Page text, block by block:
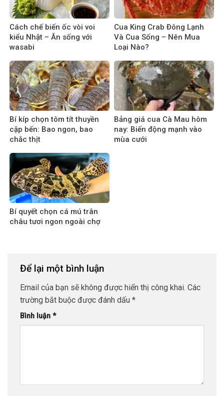
Cách chế biến ốc vòi voi
kiểu Nhật – Ăn sống với
wasabi
Cua King Crab Đông Lạnh
Và Cua Sống – Nên Mua
Loại Nào?
Bí kíp chọn tôm tít thuyền
cập bến: Bao ngon, bao
chắc thịt
Bảng giá cua Cà Mau hôm
nay: Biến động mạnh vào
mùa cưới
Bí quyết chọn cá mú trân
châu tươi ngon ngoài chợ
Để lại một bình luận
Email của bạn sẽ không được hiển thị công khai. Các
trường bắt buộc được đánh dấu *
Bình luận *